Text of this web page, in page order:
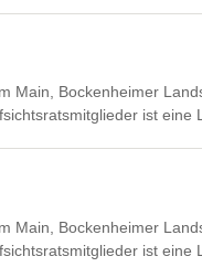
Main, Bockenheimer
ist
Main, Bockenheimer
ist eine